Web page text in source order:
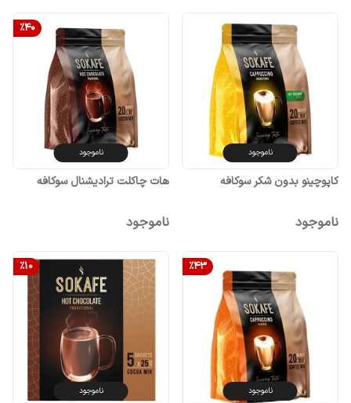
ناموجود
کاپوچینو بدون شکر سوکافه
ناموجود
%40
ناموجود
هات چاکلت ترادیشنال سوکافه
ناموجود
%43
ناموجود
%10
ناموجود